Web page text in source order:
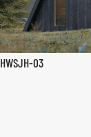
HWSJH-03